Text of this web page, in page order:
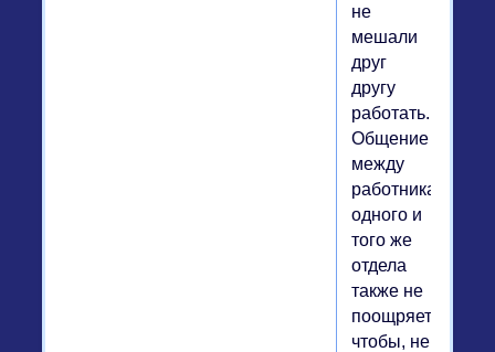
не
мешали
друг
другу
работать.
Общение
между
работниками
одного и
того же
отдела
также не
поощряется,
чтобы, не